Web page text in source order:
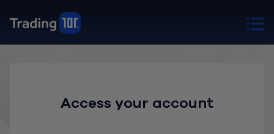
Access your account